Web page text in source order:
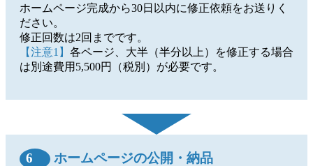
ホームページ完成から30日以内に修正依頼をお送りく
ださい。
修正回数は2回までです。
【注意1】 各ページ、大半（半分以上）を修正する場合
は別途費用5,500円（税別）が必要です。
6 ホームページの公開・納品